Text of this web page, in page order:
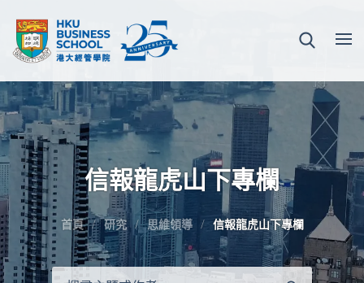
信報龍虎山下專欄
首頁 研究 思維領導 信報龍虎山下專欄